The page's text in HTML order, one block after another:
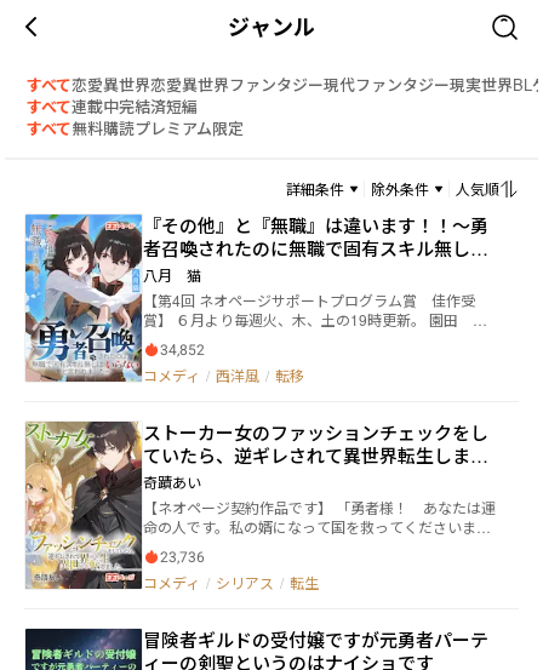
ジャンル
すべて恋愛異世界恋愛異世界ファンタジー現代ファンタジー現実世界BL
すべて連載中完結済短編
すべて無料購読プレミアム限定
詳細条件 除外条件 人気順
『その他』と『無職』は違います！！～勇
者召喚されたのに無職で固有スキル無しは
いらないと言われました～
八月 猫
【第4回 ネオページサポートプログラム賞 佳作受
賞】 ６月より毎週火、木、土の19時更新。 園田 大
勢（そのだ たいせい）は特に目立つところのない普
通の高校二年生。 ある日の登校途中に異世界へと召喚
されてしまった。 少しばかり運が悪いことは自覚して
な職業チートを与えられることなく異世界に召喚され
てしまう。 大勢のステータスに表示されたレベルは
『１』 職業は『その他』。 スキル欄には『覚えること
が出来ません』。 そんな役立たずの大勢は魔王討伐ど
ころではないので、普通に冒険者として生活すること
に。 しかし、神様によって与えられていたおかしな加
護によって、本来なら後から取得出来ないはずのスキ
ルを魔物のもの限定で手に入れることが出来るように
なっていた。 これは、常識外れのファンタジー世界
34,852
コメディ / 西洋風 / 転移
ストーカー女のファッションチェックをし
ていたら、逆ギレされて異世界転生しまし
た。
奇蹟あい
【ネオページ契約作品です】 「勇者様！ あなたは運
命の人です。私の婿になって国を救ってくださいま
せ」 ラブロマンス作品かな？ と思わせるような一文
から始まる――。 ≪ストーカー女 vs ファッションチェッ
ク男≫ 一切かみ合うことのない2人による激しい（ラ
リスの国を救う？ 若干、中二病が入っているコータく
んも大満足（？）の異能力バトル＆異世界転生ファン
23,736
コメディ / シリアス / 転生
冒険者ギルドの受付嬢ですが元勇者パーテ
ィーの剣聖というのはナイショです